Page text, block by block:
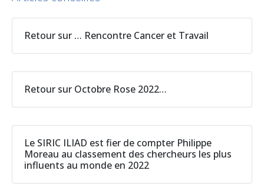
Retour sur … Rencontre Cancer et Travail
Retour sur Octobre Rose 2022…
Le SIRIC ILIAD est fier de compter Philippe
Moreau au classement des chercheurs les plus
influents au monde en 2022